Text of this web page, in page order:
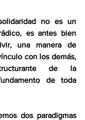
no es un
es antes bien
una manera de
con los demás,
de la
de toda
paradigmas